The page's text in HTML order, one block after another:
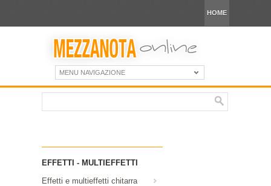
HOME
MENU NAVIGAZIONE
EFFETTI - MULTIEFFETTI
Effetti e multieffetti chitarra